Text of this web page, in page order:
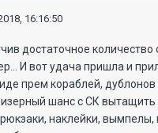
16:16:50
достаточное
И вот удача пришла и
прем кораблей, дублонов
шанс с СК вытащить
наклейки,